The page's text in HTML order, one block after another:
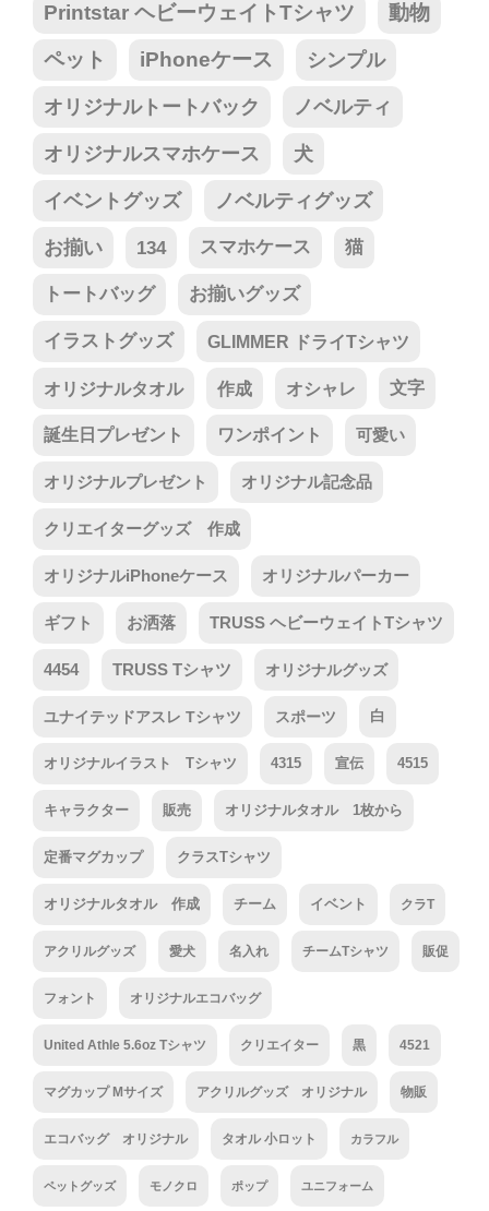
Printstar ヘビーウェイトTシャツ 動物
ペット iPhoneケース シンプル
オリジナルトートバック ノベルティ
オリジナルスマホケース 犬
イベントグッズ ノベルティグッズ
お揃い 134 スマホケース 猫
トートバッグ お揃いグッズ
イラストグッズ GLIMMER ドライTシャツ
オリジナルタオル 作成 オシャレ 文字
誕生日プレゼント ワンポイント 可愛い
オリジナルプレゼント オリジナル記念品
クリエイターグッズ 作成
オリジナルiPhoneケース オリジナルパーカー
ギフト お洒落 TRUSS ヘビーウェイトTシャツ
4454 TRUSS Tシャツ オリジナルグッズ
ユナイテッドアスレ Tシャツ スポーツ 白
オリジナルイラスト Tシャツ 4315 宣伝 4515
キャラクター 販売 オリジナルタオル 1枚から
定番マグカップ クラスTシャツ
オリジナルタオル 作成 チーム イベント クラT
アクリルグッズ 愛犬 名入れ チームTシャツ 販促
フォント オリジナルエコバッグ
United Athle 5.6oz Tシャツ クリエイター 黒 4521
マグカップ Mサイズ アクリルグッズ オリジナル 物販
エコバッグ オリジナル タオル 小ロット カラフル
ペットグッズ モノクロ ポップ ユニフォーム